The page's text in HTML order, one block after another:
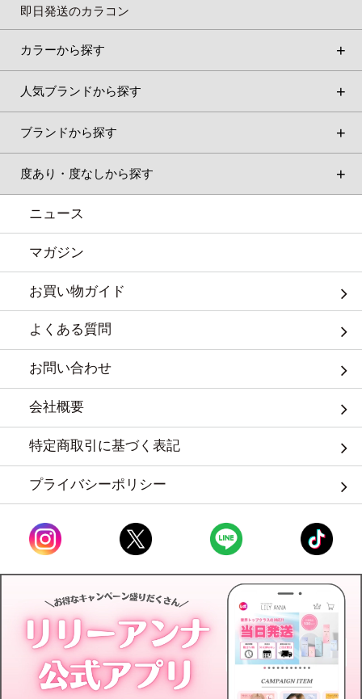
即日発送のカラコン
カラーから探す
人気ブランドから探す
ブランドから探す
度あり・度なしから探す
ニュース
マガジン
お買い物ガイド
よくある質問
お問い合わせ
会社概要
特定商取引に基づく表記
プライバシーポリシー